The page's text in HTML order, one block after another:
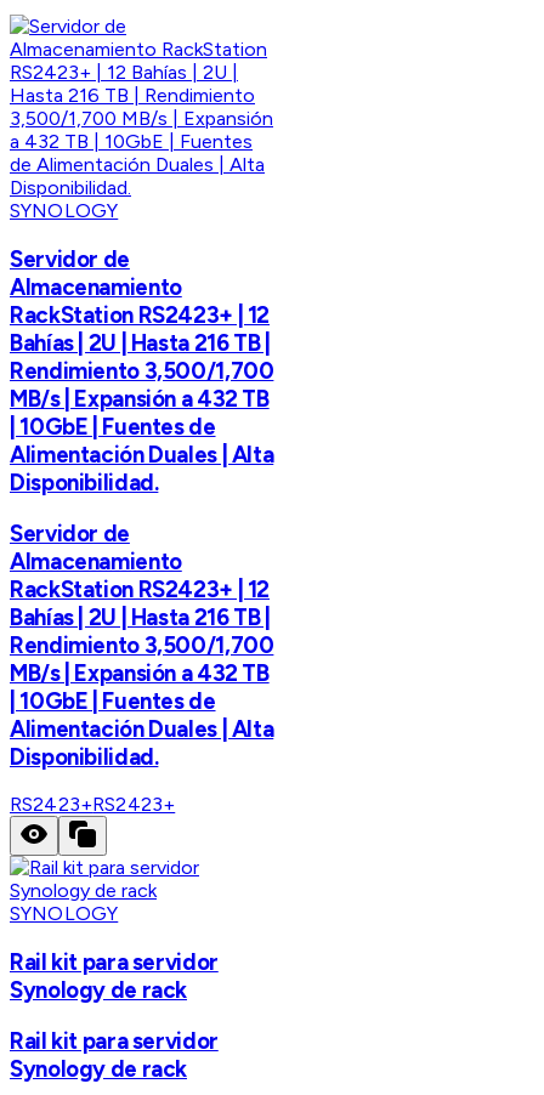
SYNOLOGY
Servidor de
Almacenamiento
RackStation RS2423+ | 12
Bahías | 2U | Hasta 216 TB |
Rendimiento 3,500/1,700
MB/s | Expansión a 432 TB
| 10GbE | Fuentes de
Alimentación Duales | Alta
Disponibilidad.
Servidor de
Almacenamiento
RackStation RS2423+ | 12
Bahías | 2U | Hasta 216 TB |
Rendimiento 3,500/1,700
MB/s | Expansión a 432 TB
| 10GbE | Fuentes de
Alimentación Duales | Alta
Disponibilidad.
RS2423+RS2423+
SYNOLOGY
Rail kit para servidor
Synology de rack
Rail kit para servidor
Synology de rack